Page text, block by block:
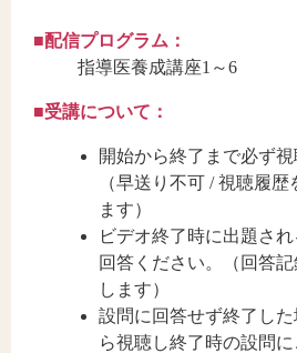
■配信プログラム：
指導医養成講座1～6
■受講について：
開始から終了まで必ず視
（早送り不可 / 視聴履
ます）
ビデオ終了時に出題さ
回答ください。（回答
します）
設問に回答せず終了し
ら視聴し終了時の設問